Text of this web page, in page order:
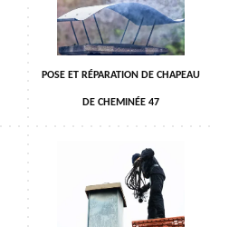
POSE ET RÉPARATION DE CHAPEAU
DE CHEMINÉE 47